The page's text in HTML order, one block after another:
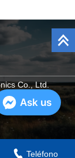
Teléfono
Co., Ltd.
Ask us